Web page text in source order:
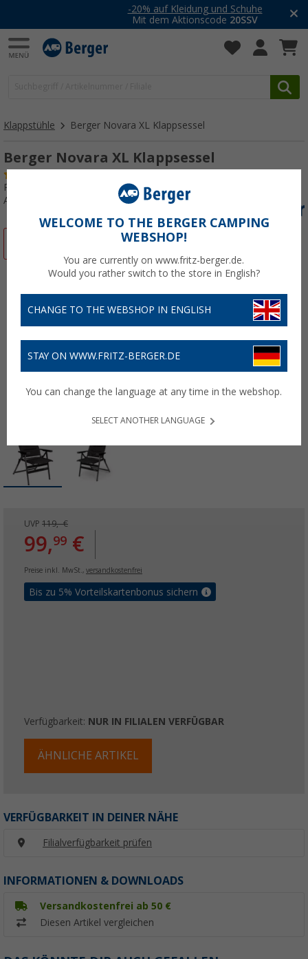
-20% auf Kleidung und Schuhe
Mit dem Aktionscode20SSV
Klappstühle Berger Novara XL Klappsessel
Berger Novara XL Klappsessel
Produkttester:
Art.-Nr.: 733260
UVP 119,- €
99,99 €
Preise inkl. MwSt., versandkostenfrei
Bis zu 5% Vorteilskartenbonus sichern
Verfügbarkeit: NUR IN FILIALEN VERFÜGBAR
ÄHNLICHE ARTIKEL
VERFÜGBARKEIT IN DEINER NÄHE
Filialverfügbarkeit prüfen
INFORMATIONEN & DOWNLOADS
Versandkostenfrei ab 50 €
Diesen Artikel vergleichen
WELCOME TO THE BERGER CAMPING
WEBSHOP!
You are currently on www.fritz-berger.de.
Would you rather switch to the store in English?
CHANGE TO THE WEBSHOP IN ENGLISH
STAY ON WWW.FRITZ-BERGER.DE
You can change the language at any time in the webshop.
SELECT ANOTHER LANGUAGE